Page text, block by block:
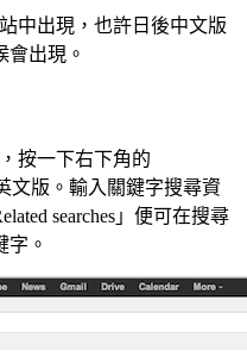
中出現，也許日後中文版
會出現。
按一下右下角的
文版。輸入關鍵字搜尋資
searches」便可在搜尋
字。